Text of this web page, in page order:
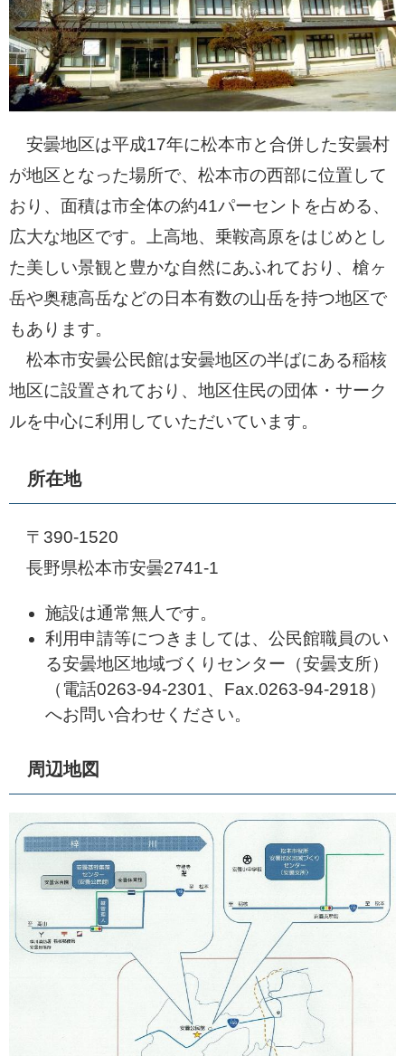
安曇地区は平成17年に松本市と合併した安曇村
が地区となった場所で、松本市の西部に位置して
おり、面積は市全体の約41パーセントを占める、
広大な地区です。上高地、乗鞍高原をはじめとし
た美しい景観と豊かな自然にあふれており、槍ヶ
岳や奥穂高岳などの日本有数の山岳を持つ地区で
もあります。
松本市安曇公民館は安曇地区の半ばにある稲核
地区に設置されており、地区住民の団体・サーク
ルを中心に利用していただいています。
所在地
〒390-1520
長野県松本市安曇2741-1
施設は通常無人です。
利用申請等につきましては、公民館職員のい
る安曇地区地域づくりセンター（安曇支所）
（電話0263-94-2301、Fax.0263-94-2918）
へお問い合わせください。
周辺地図